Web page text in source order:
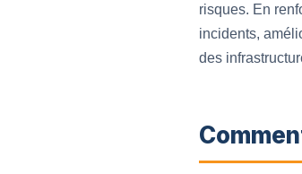
risques. En
incidents,
des